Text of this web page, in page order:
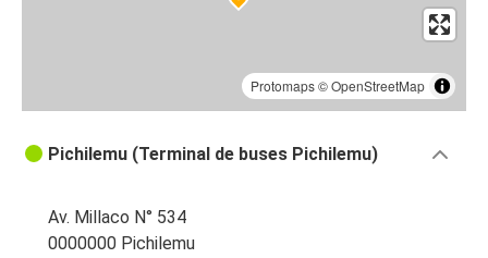
Protomaps©OpenStreetMap
Pichilemu (Terminal de buses Pichilemu)
Av. Millaco N° 534
0000000 Pichilemu